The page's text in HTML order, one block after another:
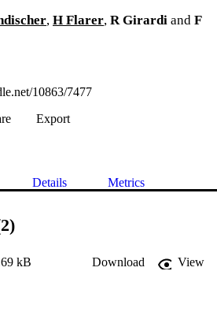
, H Flarer, R Girardi and F
10863/7477
Export
Details Metrics
kB Download
View